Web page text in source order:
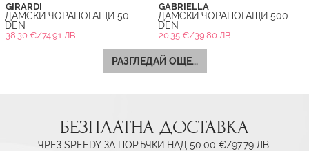
GIRARDI
ДАМСКИ ЧОРАПОГАЩИ 50
DEN
38.30 €/74.91 ЛВ.
GABRIELLA
ДАМСКИ ЧОРАПОГАЩИ 500
DEN
20.35 €/39.80 ЛВ.
РАЗГЛЕДАЙ ОЩЕ...
БЕЗПЛАТНА ДОСТАВКА
ЧРЕЗ SPEEDY ЗА ПОРЪЧКИ НАД 50.00 €/97.79 ЛВ.